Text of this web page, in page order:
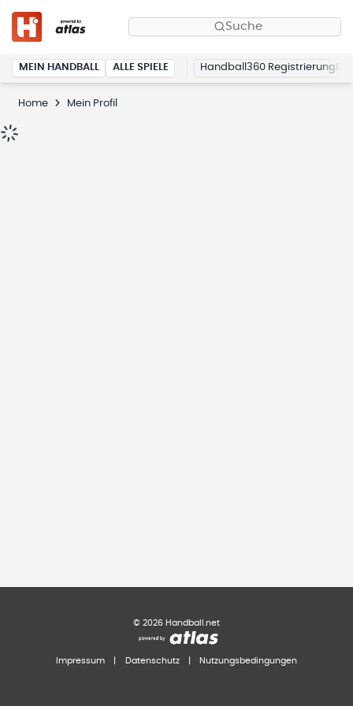
Suche
MEIN HANDBALL ALLE SPIELE Handball360 Registrierung
Home Mein Profil
© 2026 Handball.net
Impressum Datenschutz Nutzungsbedingungen